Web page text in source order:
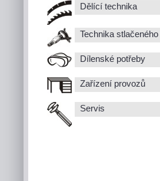
Dělící technika
Technika
Dílenské potřeby
Zařízení provozů
Servis